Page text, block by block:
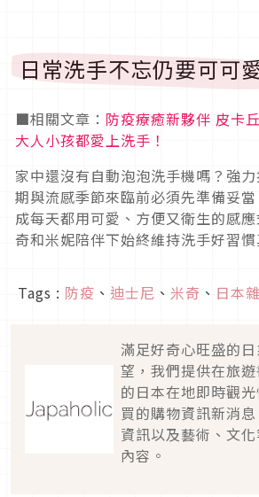
日常洗手不忘仍要可可
■相關文章： 防疫療癒新夥伴 皮卡
大人小孩都愛上洗手！
家中還沒有自動泡泡洗手機嗎？強
期與流感季節來臨前必須先準備妥當
成每天都用可愛、方便又衛生的感應
奇和米妮陪伴下始終維持洗手好習慣
Tags : 防疫 、 迪士尼 、 米奇 、 日本
滿足好奇心旺盛的
望，我們提供在旅
的日本在地即時觀
買的購物資訊新消
資訊以及藝術、文
內容。